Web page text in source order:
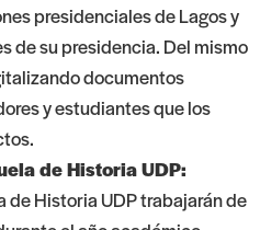
presidenciales de Lagos y
de su presidencia. Del mismo
documentos
y estudiantes que los
de Historia UDP:
de Historia UDP trabajarán de